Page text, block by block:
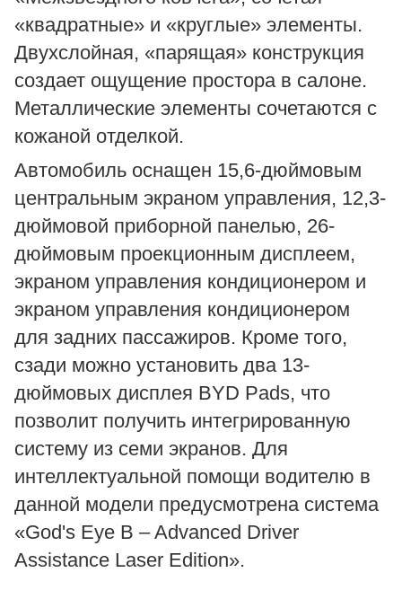
«квадратные» и «круглые» элементы.
Двухслойная, «парящая» конструкция
создает ощущение простора в салоне.
Металлические элементы сочетаются с
кожаной отделкой.
Автомобиль оснащен 15,6-дюймовым
центральным экраном управления, 12,3-
дюймовой приборной панелью, 26-
дюймовым проекционным дисплеем,
экраном управления кондиционером и
экраном управления кондиционером
для задних пассажиров. Кроме того,
сзади можно установить два 13-
дюймовых дисплея BYD Pads, что
позволит получить интегрированную
систему из семи экранов. Для
интеллектуальной помощи водителю в
данной модели предусмотрена система
«God's Eye B – Advanced Driver
Assistance Laser Edition».